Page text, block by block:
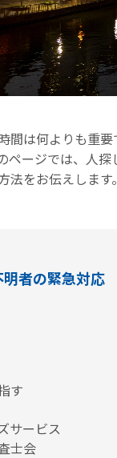
間は何よりも重
ページでは、人
法をお伝えしま
者の緊急対応
す
サービス
士会